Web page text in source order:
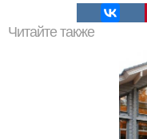
Читайте также